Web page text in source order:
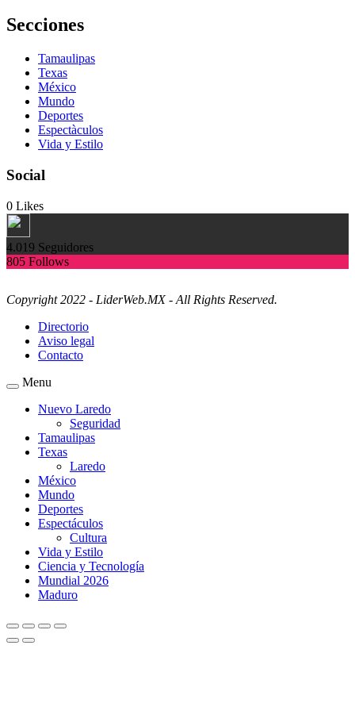
Secciones
Tamaulipas
Texas
México
Mundo
Deportes
Espectàculos
Vida y Estilo
Social
0 Likes
4.019 Seguidores
805 Follows
Copyright 2022 - LiderWeb.MX - All Rights Reserved.
Directorio
Aviso legal
Contacto
Menu
Nuevo Laredo
Seguridad
Tamaulipas
Texas
Laredo
México
Mundo
Deportes
Espectáculos
Cultura
Vida y Estilo
Ciencia y Tecnología
Mundial 2026
Maduro